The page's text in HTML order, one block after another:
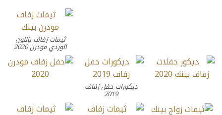
ثيمات زفاف باللون
الوردي مودرن 2020
ديكورات حفل زفاف
2019